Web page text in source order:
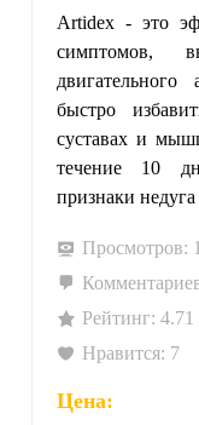
Artidex - это
симптомов,
быстро
суставах и
течение 10
признаки
Просмотров:
Рейтинг: 4.71
Нравится: 7
Цена: